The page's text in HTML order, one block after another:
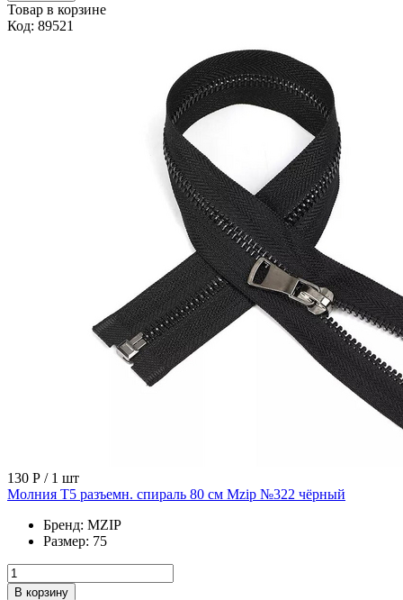
Товар в корзине
Код: 89521
130 Р / 1 шт
Молния Т5 разъемн. спираль 80 см Mzip №322 чёрный
Бренд: MZIP
Размер: 75
В корзину